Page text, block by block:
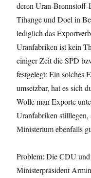
deren Uran-
Tihange und Doel in
lediglich das
Uranfabriken ist kein
einiger Zeit die SPD
festgelegt: Ein solches
umsetzbar, hat es sich
Wolle man Exporte
Uranfabriken stilllegen,
Ministerium ebenfalls
Problem: Die CDU
Ministerpräsident